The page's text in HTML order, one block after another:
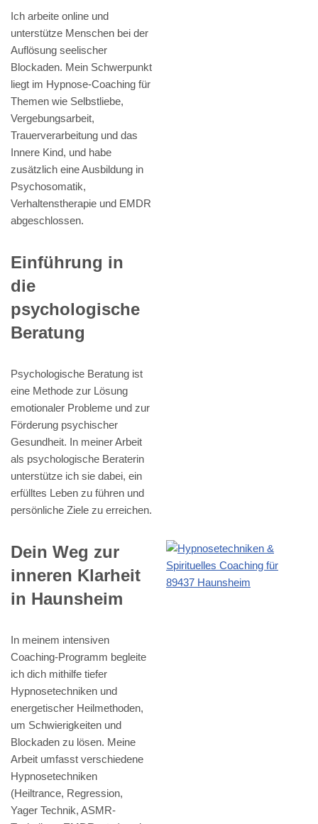
Ich arbeite online und
unterstütze Menschen bei der
Auflösung seelischer
Blockaden. Mein Schwerpunkt
liegt im Hypnose-Coaching für
Themen wie Selbstliebe,
Vergebungsarbeit,
Trauerverarbeitung und das
Innere Kind, und habe
zusätzlich eine Ausbildung in
Psychosomatik,
Verhaltenstherapie und EMDR
abgeschlossen.
Einführung in
die
psychologische
Beratung
Psychologische Beratung ist
eine Methode zur Lösung
emotionaler Probleme und zur
Förderung psychischer
Gesundheit. In meiner Arbeit
als psychologische Beraterin
unterstütze ich sie dabei, ein
erfülltes Leben zu führen und
persönliche Ziele zu erreichen.
Dein Weg zur
inneren Klarheit
in Haunsheim
In meinem intensiven
Coaching-Programm begleite
ich dich mithilfe tiefer
Hypnosetechniken und
energetischer Heilmethoden,
um Schwierigkeiten und
Blockaden zu lösen. Meine
Arbeit umfasst verschiedene
Hypnosetechniken
(Heiltrance, Regression,
Yager Technik, ASMR-